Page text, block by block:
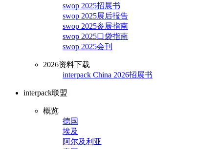
swop 2025招展书
swop 2025展后报告
swop 2025参展指南
swop 2025口袋指南
swop 2025会刊
2026资料下载
interpack China 2026招展书
interpack联盟
概览
德国
埃及
阿尔及利亚